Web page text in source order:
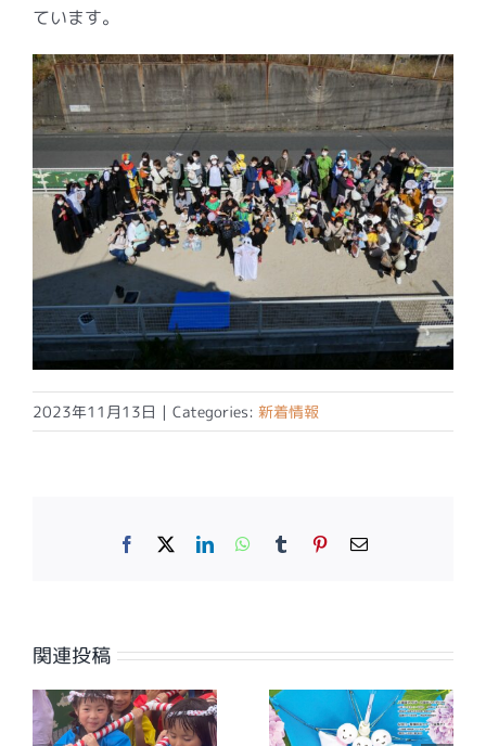
ています。
2023年11月13日 | Categories: 新着情報
Facebook LinkedInWhatsApp
Tumblr Pinterest
電
関連投稿